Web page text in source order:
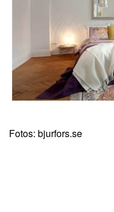
Fotos: bjurfors.se